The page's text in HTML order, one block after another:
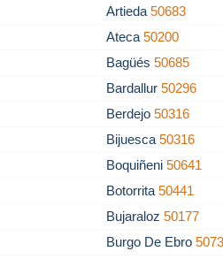
Artieda50683
Ateca50200
Bagüés50685
Bardallur50296
Berdejo50316
Bijuesca50316
Boquiñeni50641
Botorrita50441
Bujaraloz50177
Burgo De Ebro